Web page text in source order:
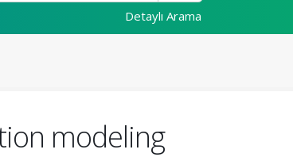
Detaylı Arama
modeling